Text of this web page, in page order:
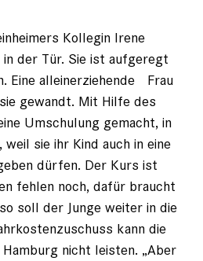
Kollegin Irene
der Tür. Sie ist aufgeregt
Eine alleinerziehende Frau
gewandt. Mit Hilfe des
Umschulung gemacht, in
sie ihr Kind auch in eine
dürfen. Der Kurs ist
fehlen noch, ­dafür braucht
soll der Junge weiter in die
kann die
nicht leisten. „Aber